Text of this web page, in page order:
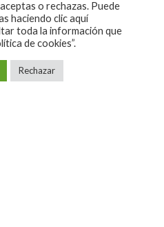
o rechazas. Puede
haciendo clic aquí
toda la información que
de cookies”.
Rechazar